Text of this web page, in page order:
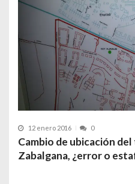
12 enero 2016 0
Cambio de ubicación
Zabalgana, ¿error o